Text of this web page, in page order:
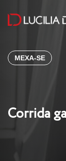
MEXA-SE
Corrida